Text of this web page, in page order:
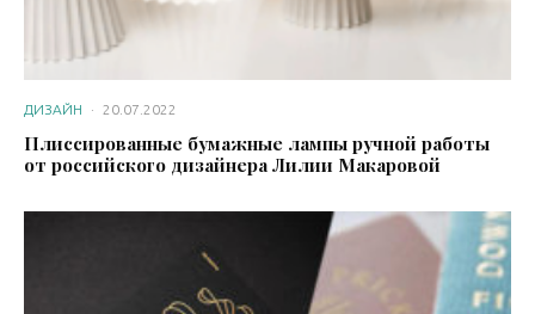
ДИЗАЙН · 20.07.2022
Плиссированные бумажные лампы ручной работы
от российского дизайнера Лилии Макаровой